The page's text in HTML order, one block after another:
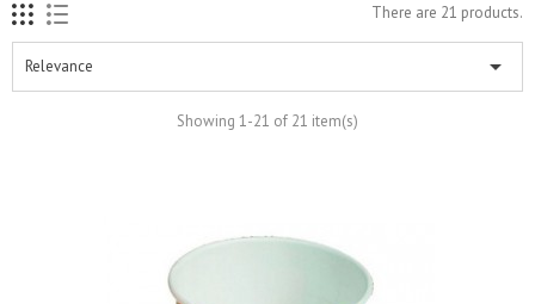
There are 21 products.
Relevance 
Showing 1-21 of 21 item(s)